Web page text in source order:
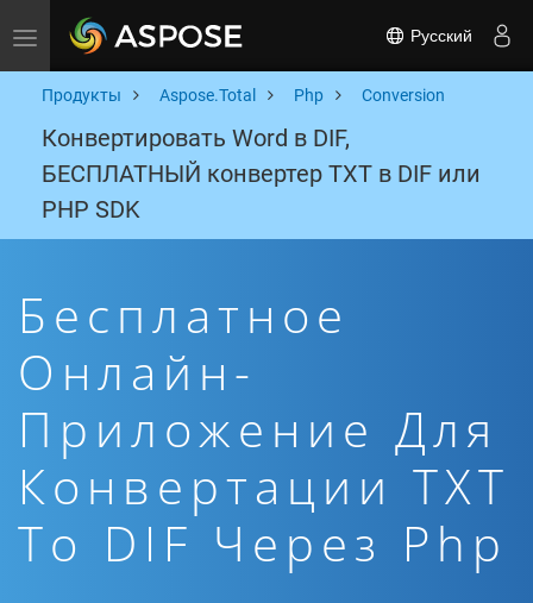
Toggle navigation Русский
Продукты Aspose.Total Php Conversion
Конвертировать Word в DIF,
БЕСПЛАТНЫЙ конвертер TXT в DIF или
PHP SDK
Бесплатное
Онлайн-
Приложение Для
Конвертации TXT
To DIF Через Php